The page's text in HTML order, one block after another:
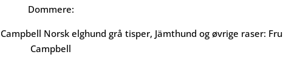
Dommere:
Norsk elghund grå tisper, Jämthund og øvrige raser: Fru
Campbell